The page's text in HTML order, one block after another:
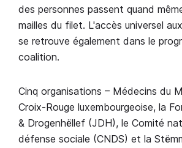
des personnes passent quand
mailles du filet. L'accès universel
se retrouve également dans le
coalition.
Cinq organisations – Médecins du
Croix-Rouge luxembourgeoise, la
& Drogenhëllef (JDH), le Comité
défense sociale (CNDS) et la